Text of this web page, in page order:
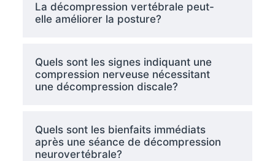
La décompression vertébrale peut-
elle améliorer la posture?
Quels sont les signes indiquant une
compression nerveuse nécessitant
une décompression discale?
Quels sont les bienfaits immédiats
après une séance de décompression
neurovertébrale?